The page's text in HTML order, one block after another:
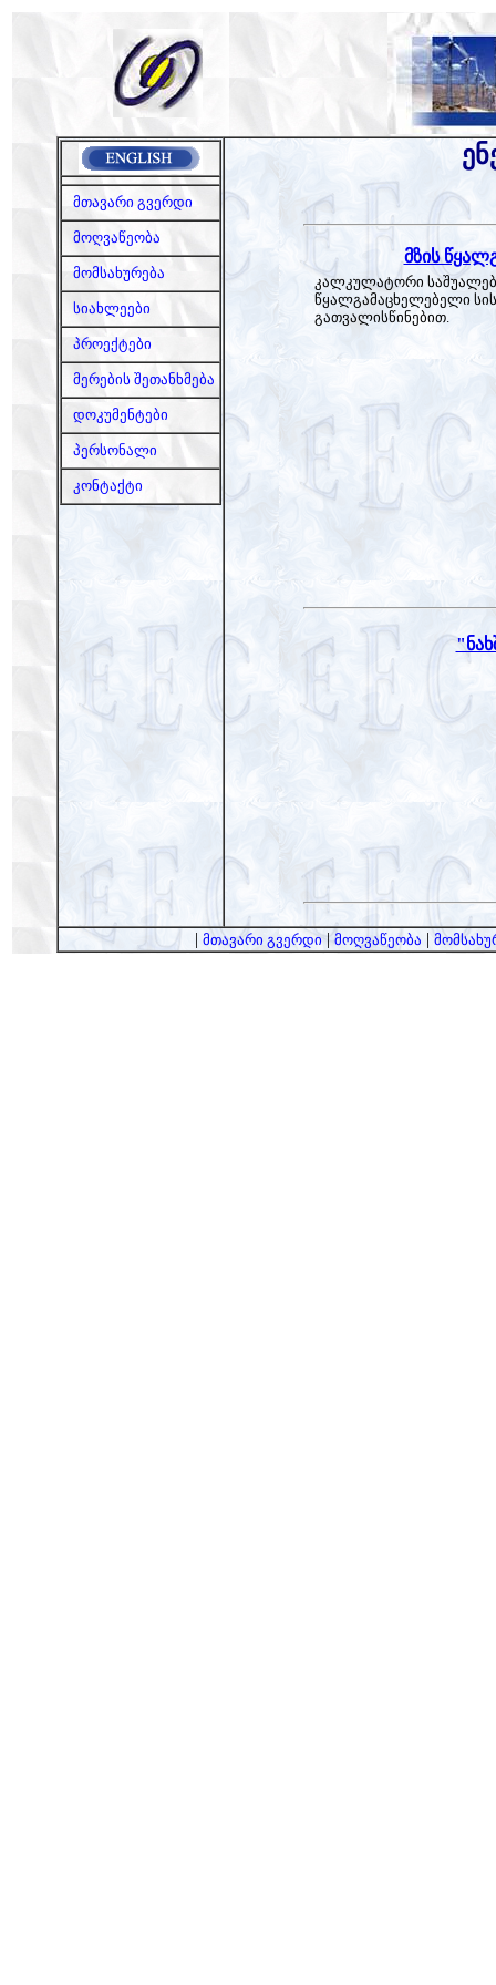
მთავარი გვერდი
მოღვაწეობა
მომსახურება
სიახლეები
პროექტები
მერების შეთანხმება
დოკუმენტები
პერსონალი
კონტაქტი
მზის
კალკულატორი
წყალგამაცხელებელი
გათვალისწინებით.
| მთავარი გვერდი| მოღვაწეობა |